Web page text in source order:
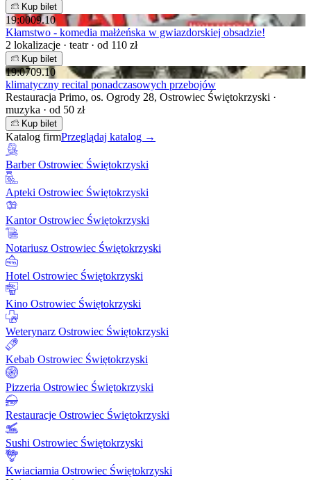
Kup bilet
19:0009.10
Kłamstwo - komedia małżeńska w gwiazdorskiej obsadzie!
2 lokalizacje · teatr · od 110 zł
Kup bilet
19:0709.10
klimatyczny recital ponadczasowych przebojów
Restauracja Primo, os. Ogrody 28, Ostrowiec Świętokrzyski ·
muzyka · od 50 zł
Kup bilet
Katalog firmPrzeglądaj katalog →
Barber Ostrowiec Świętokrzyski
Apteki Ostrowiec Świętokrzyski
Kantor Ostrowiec Świętokrzyski
Notariusz Ostrowiec Świętokrzyski
Hotel Ostrowiec Świętokrzyski
Kino Ostrowiec Świętokrzyski
Weterynarz Ostrowiec Świętokrzyski
Kebab Ostrowiec Świętokrzyski
Pizzeria Ostrowiec Świętokrzyski
Restauracje Ostrowiec Świętokrzyski
Sushi Ostrowiec Świętokrzyski
Kwiaciarnia Ostrowiec Świętokrzyski